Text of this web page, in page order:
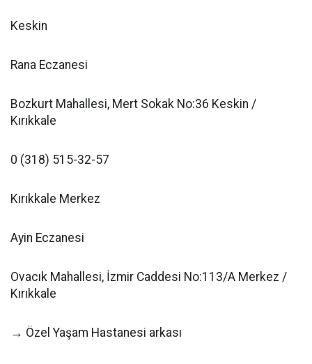
Keskin
Rana Eczanesi
Bozkurt Mahallesi, Mert Sokak No:36 Keskin /
Kırıkkale
0 (318) 515-32-57
Kırıkkale Merkez
Ayin Eczanesi
Ovacık Mahallesi, İzmir Caddesi No:113/A Merkez /
Kırıkkale
→ Özel Yaşam Hastanesi arkası